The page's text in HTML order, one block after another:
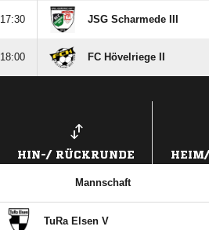
 JSG Scharmede III
 FC Hövelriege II
HIN-/ RÜCKRUNDE
Mannschaft
TuRa Elsen V